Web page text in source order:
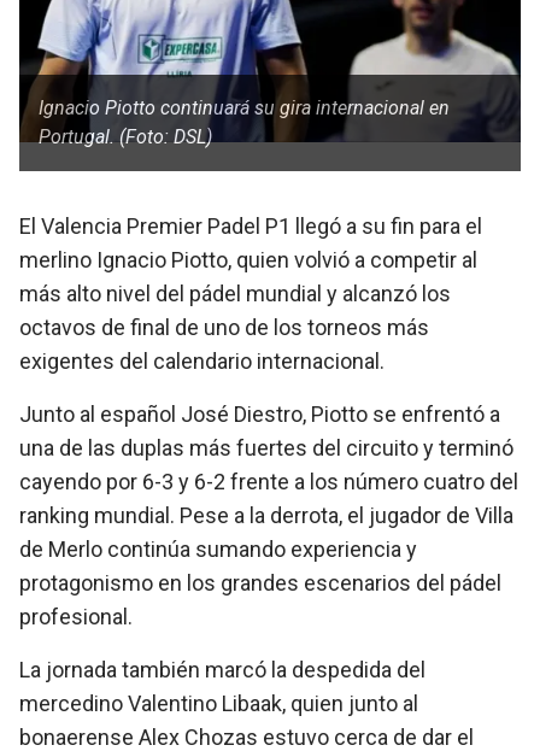
Ignacio Piotto continuará su gira internacional en
Portugal. (Foto: DSL)
El Valencia Premier Padel P1 llegó a su fin para el
merlino Ignacio Piotto, quien volvió a competir al
más alto nivel del pádel mundial y alcanzó los
octavos de final de uno de los torneos más
exigentes del calendario internacional.
Junto al español José Diestro, Piotto se enfrentó a
una de las duplas más fuertes del circuito y terminó
cayendo por 6-3 y 6-2 frente a los número cuatro del
ranking mundial. Pese a la derrota, el jugador de Villa
de Merlo continúa sumando experiencia y
protagonismo en los grandes escenarios del pádel
profesional.
La jornada también marcó la despedida del
mercedino Valentino Libaak, quien junto al
bonaerense Alex Chozas estuvo cerca de dar el